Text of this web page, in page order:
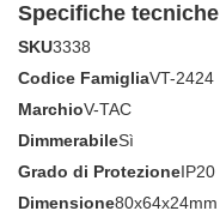
Specifiche tecniche
SKU3338
Codice FamigliaVT-2424
MarchioV-TAC
DimmerabileSì
Grado di ProtezioneIP20
Dimensione80x64x24mm